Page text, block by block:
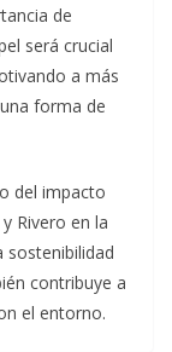
de
será crucial
a más
forma de
del impacto
Rivero en la
sostenibilidad
contribuye a
el entorno.